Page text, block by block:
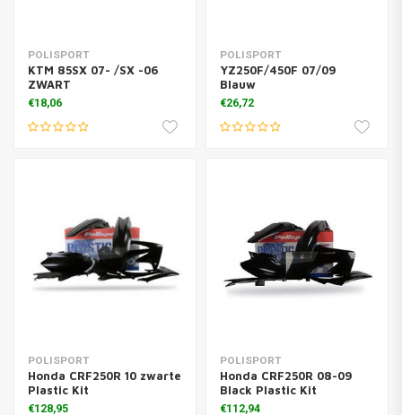
POLISPORT
KTM 85SX 07- /SX -06
ZWART
€18,06
POLISPORT
YZ250F/450F 07/09
Blauw
€26,72
POLISPORT
Honda CRF250R 10 zwarte
Plastic Kit
€128,95
POLISPORT
Honda CRF250R 08-09
Black Plastic Kit
€112,94